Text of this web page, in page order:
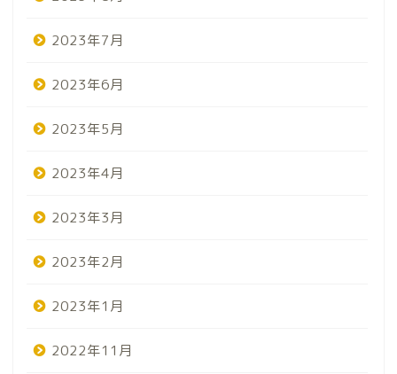
2023年7月
2023年6月
2023年5月
2023年4月
2023年3月
2023年2月
2023年1月
2022年11月